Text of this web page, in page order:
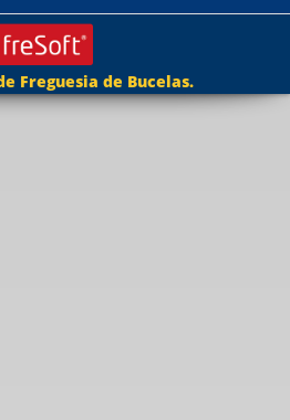
Freguesia de Bucelas.